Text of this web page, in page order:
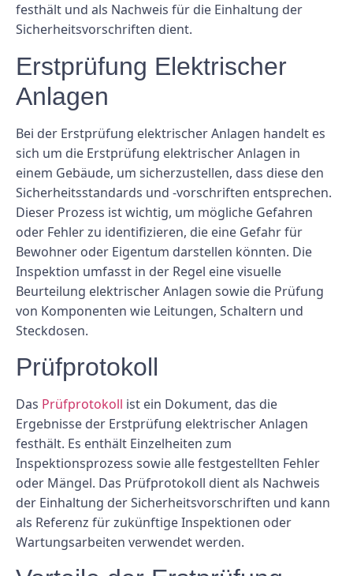
festhält und als Nachweis für die Einhaltung der
Sicherheitsvorschriften dient.
Erstprüfung Elektrischer
Anlagen
Bei der Erstprüfung elektrischer Anlagen handelt es
sich um die Erstprüfung elektrischer Anlagen in
einem Gebäude, um sicherzustellen, dass diese den
Sicherheitsstandards und -vorschriften entsprechen.
Dieser Prozess ist wichtig, um mögliche Gefahren
oder Fehler zu identifizieren, die eine Gefahr für
Bewohner oder Eigentum darstellen könnten. Die
Inspektion umfasst in der Regel eine visuelle
Beurteilung elektrischer Anlagen sowie die Prüfung
von Komponenten wie Leitungen, Schaltern und
Steckdosen.
Prüfprotokoll
Das Prüfprotokoll ist ein Dokument, das die
Ergebnisse der Erstprüfung elektrischer Anlagen
festhält. Es enthält Einzelheiten zum
Inspektionsprozess sowie alle festgestellten Fehler
oder Mängel. Das Prüfprotokoll dient als Nachweis
der Einhaltung der Sicherheitsvorschriften und kann
als Referenz für zukünftige Inspektionen oder
Wartungsarbeiten verwendet werden.